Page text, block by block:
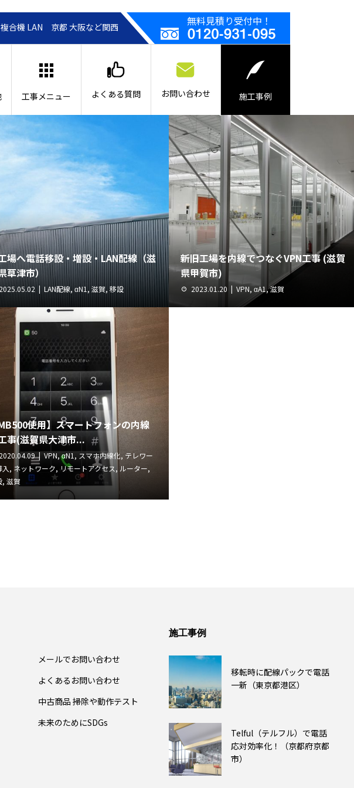
合機 LAN 京都 大阪など関西 無料見積り受付中！
工事メニュー よくある質問 お問い合わせ 施工事例
場へ電話移設・増設・LAN配線（滋
草津市）
2025.05.02 LAN配線, αN1 , 滋賀, 移設
新旧工場を内線でつなぐVPN工事 (滋賀
県甲賀市)
2023.01.20 VPN,αA1,滋賀
MB500使用】スマートフォンの内線
事(滋賀県大津市...
2020.04.09 VPN,αN1 , スマホ内線化, テレワー
入, ネットワーク, リモートアクセス, ルーター,
, 滋賀
メールでお問い合わせ
よくあるお問い合わせ
中古商品 掃除や動作テスト
未来のためにSDGs
施工事例
移転時に配線パックで電話
一新（東京都港区）
Telful（テルフル）で電話
応対効率化！（京都府京都
市）